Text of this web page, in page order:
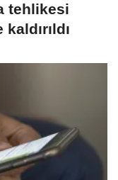
tehlikesi